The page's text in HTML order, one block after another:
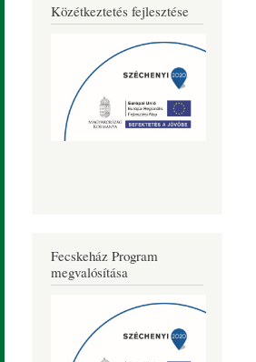
Közétkeztetés fejlesztése
Fecskeház Program
megvalósítása